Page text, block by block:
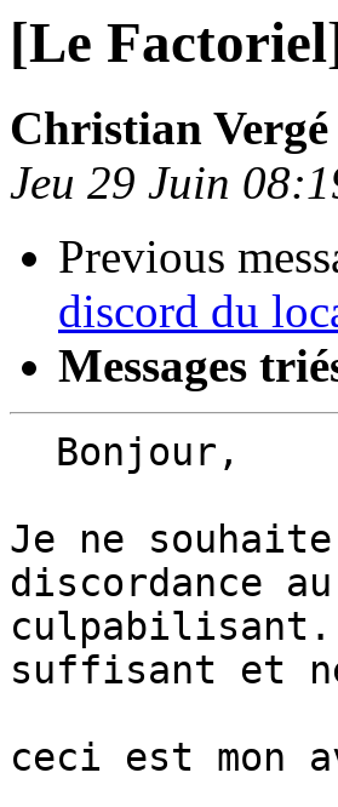
[Le
Christian Vergé
Jeu 29 Juin
Previous
discord du
Messages
Je ne
discordance
suffisant et
ceci est mon